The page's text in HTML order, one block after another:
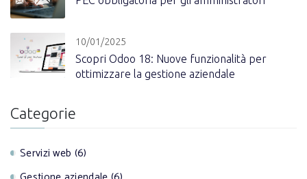
10/01/2025
Scopri Odoo 18: Nuove funzionalità per
ottimizzare la gestione aziendale
Categorie
Servizi web (6)